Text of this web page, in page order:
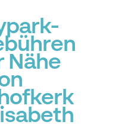
Nähe